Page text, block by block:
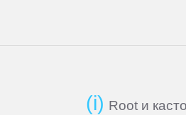
Root и